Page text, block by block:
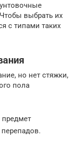
выбрать их
с типами таких
но нет стяжки,
пола